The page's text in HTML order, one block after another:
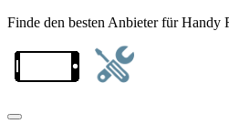
Finde den besten Anbieter für Handy